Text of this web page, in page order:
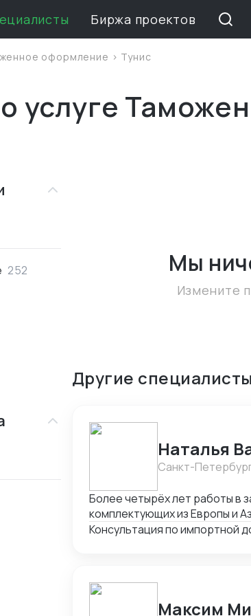
Биржа проектов
оформление > Тунис
услуге
252
9
Мы
Измените
Другие специалисты
Наталья
Санкт-
Более четырёх лет работы в
комплектующих из Европы и
Консультация по импортной
Максим